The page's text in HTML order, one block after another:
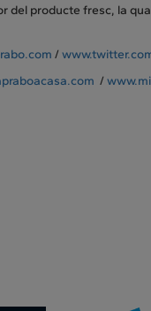
del producte fresc, la
/
/